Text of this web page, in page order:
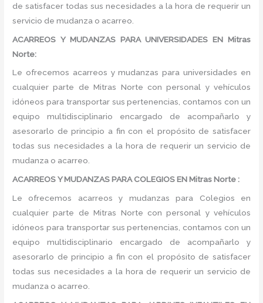
de satisfacer todas sus necesidades a la hora de requerir un
servicio de mudanza o acarreo.
ACARREOS Y MUDANZAS PARA UNIVERSIDADES EN Mitras
Norte:
Le ofrecemos acarreos y mudanzas para universidades en
cualquier parte de Mitras Norte con personal y vehículos
idóneos para transportar sus pertenencias, contamos con un
equipo multidisciplinario encargado de acompañarlo y
asesorarlo de principio a fin con el propósito de satisfacer
todas sus necesidades a la hora de requerir un servicio de
mudanza o acarreo.
ACARREOS Y MUDANZAS PARA COLEGIOS EN Mitras Norte :
Le ofrecemos acarreos y mudanzas para Colegios en
cualquier parte de Mitras Norte con personal y vehículos
idóneos para transportar sus pertenencias, contamos con un
equipo multidisciplinario encargado de acompañarlo y
asesorarlo de principio a fin con el propósito de satisfacer
todas sus necesidades a la hora de requerir un servicio de
mudanza o acarreo.